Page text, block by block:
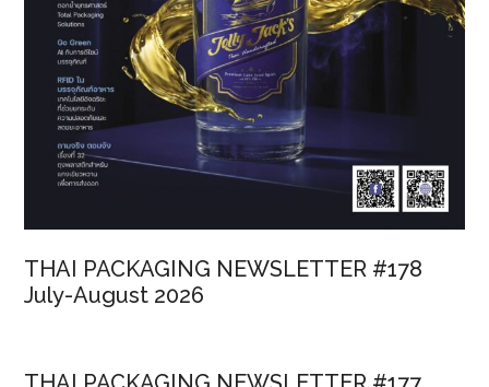
THAI PACKAGING NEWSLETTER #178
July-August 2026